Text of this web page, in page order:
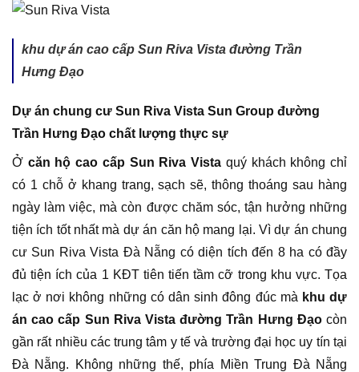
khu dự án cao cấp Sun Riva Vista đường Trần
Hưng Đạo
Dự án chung cư Sun Riva Vista Sun Group đường
Trần Hưng Đạo chất lượng thực sự
Ở căn hộ cao cấp Sun Riva Vista quý khách không chỉ
có 1 chỗ ở khang trang, sạch sẽ, thông thoáng sau hàng
ngày làm việc, mà còn được chăm sóc, tận hưởng những
tiện ích tốt nhất mà dự án căn hộ mang lại. Vì dự án chung
cư Sun Riva Vista Đà Nẵng có diện tích đến 8 ha có đầy
đủ tiện ích của 1 KĐT tiên tiến tầm cỡ trong khu vực. Tọa
lạc ở nơi không những có dân sinh đông đúc mà khu dự
án cao cấp Sun Riva Vista đường Trần Hưng Đạocòn
gần rất nhiều các trung tâm y tế và trường đại học uy tín tại
Đà Nẵng. Không những thế, phía Miền Trung Đà Nẵng